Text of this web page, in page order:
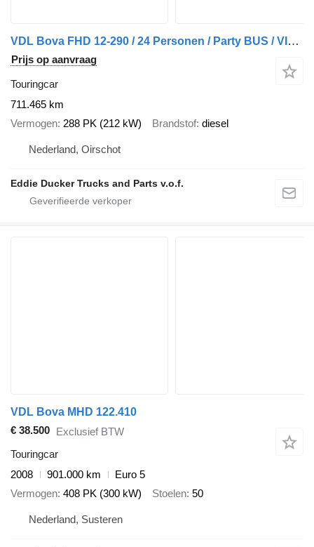
VDL Bova FHD 12-290 / 24 Personen / Party BUS / VIP BUS
Prijs op aanvraag
Touringcar
711.465 km
Vermogen 288 PK (212 kW) Brandstof diesel
Nederland, Oirschot
Eddie Ducker Trucks and Parts v.o.f.
VDL Bova MHD 122.410
€ 38.500 Exclusief BTW
Touringcar
2008
901.000 km
Euro 5
Vermogen 408 PK (300 kW) Stoelen 50
Nederland, Susteren